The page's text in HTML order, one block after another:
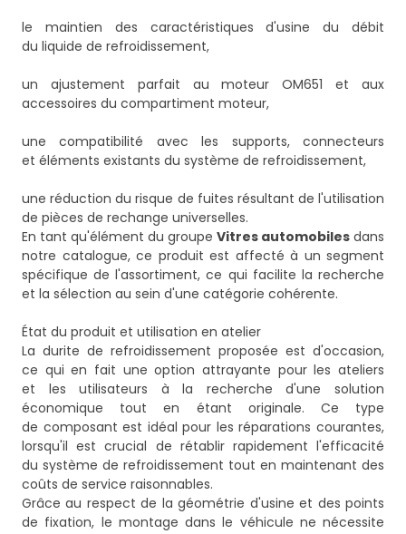
le maintien des caractéristiques d'usine du débit
du liquide de refroidissement,
un ajustement parfait au moteur OM651 et aux
accessoires du compartiment moteur,
une compatibilité avec les supports, connecteurs
et éléments existants du système de refroidissement,
une réduction du risque de fuites résultant de l'utilisation
de pièces de rechange universelles.
En tant qu'élément du groupe Vitres automobiles dans
notre catalogue, ce produit est affecté à un segment
spécifique de l'assortiment, ce qui facilite la recherche
et la sélection au sein d'une catégorie cohérente.
État du produit et utilisation en atelier
La durite de refroidissement proposée est d'occasion,
ce qui en fait une option attrayante pour les ateliers
et les utilisateurs à la recherche d'une solution
économique tout en étant originale. Ce type
de composant est idéal pour les réparations courantes,
lorsqu'il est crucial de rétablir rapidement l'efficacité
du système de refroidissement tout en maintenant des
coûts de service raisonnables.
Grâce au respect de la géométrie d'usine et des points
de fixation, le montage dans le véhicule ne nécessite